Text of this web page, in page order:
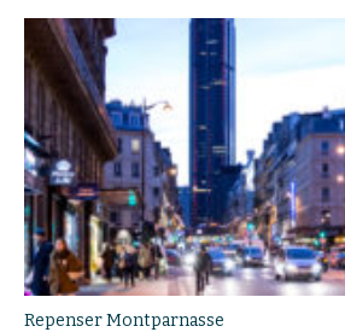
Repenser Montparnasse